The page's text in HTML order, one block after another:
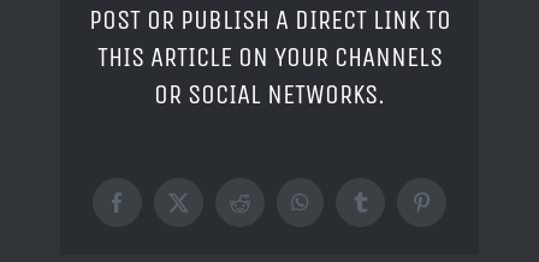
POST OR PUBLISH A DIRECT LINK TO
THIS ARTICLE ON YOUR CHANNELS
OR SOCIAL NETWORKS.
Facebook
X RedditWhatsAppTumblrPinterest